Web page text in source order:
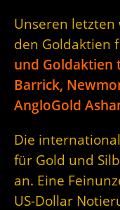
Unseren letzten
den Goldaktien
und Goldaktien
Barrick,
AngloGold
Die
für Gold und
an. Eine
US-Dollar